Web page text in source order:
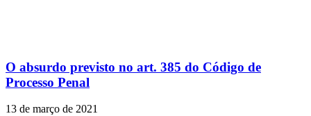
O absurdo previsto no art. 385 do Código de
Processo Penal
13 de março de 2021